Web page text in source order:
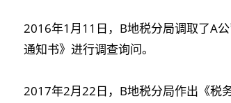
2016年1月11日，B地税分局调取了A
通知书》进行调查询问。
2017年2月22日，B地税分局作出《税